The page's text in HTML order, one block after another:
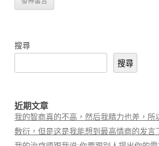
搜尋
搜尋
近期文章
我的智商真的不高，然后我精力也差，所
敷衍，但是这是我能想到最高情商的发言